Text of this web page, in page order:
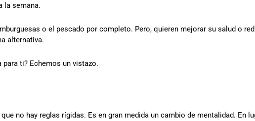
la semana.
o el pescado por completo. Pero, quieren mejorar su salud o
alternativa.
ti? Echemos un vistazo.
no hay reglas rígidas. Es en gran medida un cambio de mentalidad. En